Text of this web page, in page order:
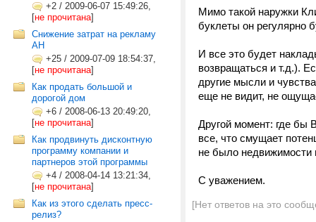
+2 / 2009-06-07 15:49:26,
[не прочитана]
Снижение затрат на рекламу
АН
+25 / 2009-07-09 18:54:37,
[не прочитана]
Как продать большой и
дорогой дом
+6 / 2008-06-13 20:49:20,
[не прочитана]
Как продвинуть дисконтную
программу компании и
партнеров этой программы
+4 / 2008-04-14 13:21:34,
[не прочитана]
Как из этого сделать пресс-
релиз?
Мимо такой наружки
буклеты он регулярно
И все это будет
возвращаться и т.д.).
другие мысли и
еще не видит, не
Другой момент: где бы
все, что смущает
не было недвижимости
С уважением.
[Нет ответов на это